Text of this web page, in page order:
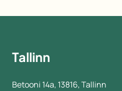
Tallinn
Betooni 14a, 13816, Tallinn